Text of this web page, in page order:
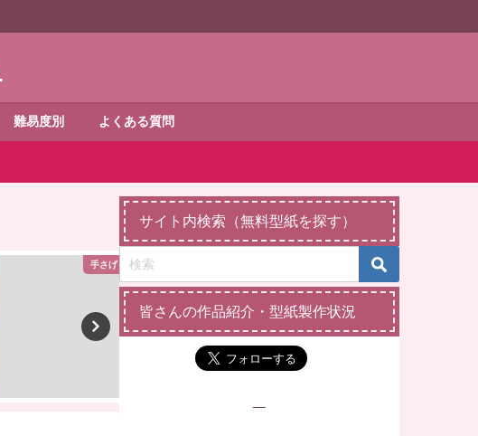
難易度別 よくある質問
手さげ・トートバッグ
サイト内検索（無料型紙を探す）
皆さんの作品紹介・型紙製作状況